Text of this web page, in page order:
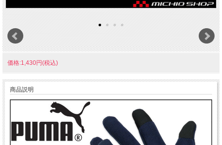
価格:1,430円(税込)
商品説明